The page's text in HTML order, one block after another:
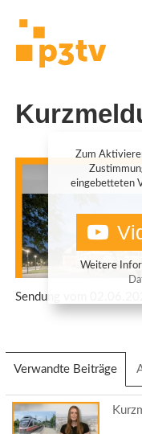
Zum
eingebetteten
Weitere
Sendung vom
Verwandte Beiträge